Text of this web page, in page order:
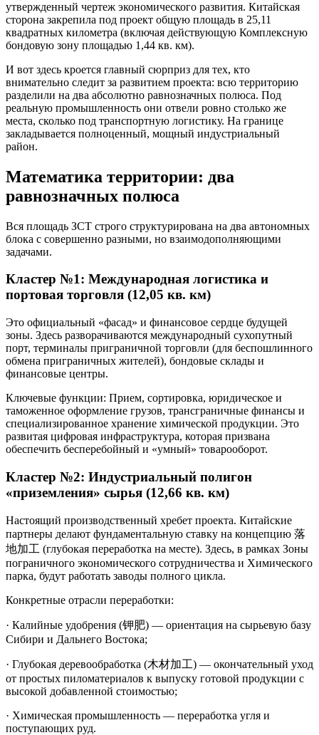
утвержденный чертеж экономического развития. Китайская
сторона закрепила под проект общую площадь в 25,11
квадратных километра (включая действующую Комплексную
бондовую зону площадью 1,44 кв. км).
И вот здесь кроется главный сюрприз для тех, кто
внимательно следит за развитием проекта: всю территорию
разделили на два абсолютно равнозначных полюса. Под
реальную промышленность они отвели ровно столько же
места, сколько под транспортную логистику. На границе
закладывается полноценный, мощный индустриальный
район.
Математика территории: два
равнозначных полюса
Вся площадь ЗСТ строго структурирована на два автономных
блока с совершенно разными, но взаимодополняющими
задачами.
Кластер №1: Международная логистика и
портовая торговля (12,05 кв. км)
Это официальный «фасад» и финансовое сердце будущей
зоны. Здесь разворачиваются международный сухопутный
порт, терминалы приграничной торговли (для беспошлинного
обмена приграничных жителей), бондовые склады и
финансовые центры.
Ключевые функции: Прием, сортировка, юридическое и
таможенное оформление грузов, трансграничные финансы и
специализированное хранение химической продукции. Это
развитая цифровая инфраструктура, которая призвана
обеспечить бесперебойный и «умный» товарооборот.
Кластер №2: Индустриальный полигон
«приземления» сырья (12,66 кв. км)
Настоящий производственный хребет проекта. Китайские
партнеры делают фундаментальную ставку на концепцию 落
地加工 (глубокая переработка на месте). Здесь, в рамках Зоны
пограничного экономического сотрудничества и Химического
парка, будут работать заводы полного цикла.
Конкретные отрасли переработки:
· Калийные удобрения (钾肥) — ориентация на сырьевую базу
Сибири и Дальнего Востока;
· Глубокая деревообработка (木材加工) — окончательный уход
от простых пиломатериалов к выпуску готовой продукции с
высокой добавленной стоимостью;
· Химическая промышленность — переработка угля и
поступающих руд.